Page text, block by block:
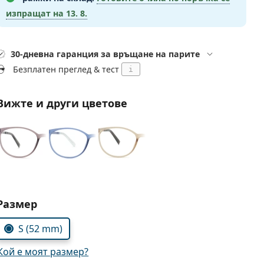
изпращат на 13. 8.
30-дневна гаранция за връщане на парите
Безплатен преглед & тест
i
и други цветове
параметри
S (52 mm)
е моят размер?